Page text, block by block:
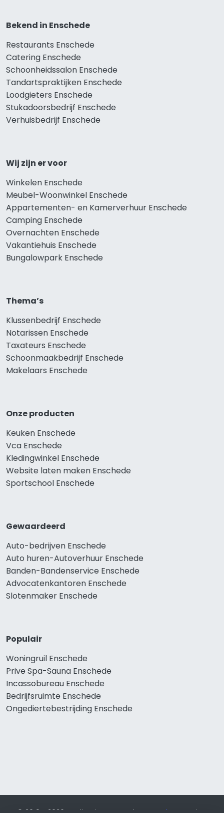
Bekend in Enschede
Restaurants Enschede
Catering Enschede
Schoonheidssalon Enschede
Tandartspraktijken Enschede
Loodgieters Enschede
Stukadoorsbedrijf Enschede
Verhuisbedrijf Enschede
Wij zijn er voor
Winkelen Enschede
Meubel-Woonwinkel Enschede
Appartementen- en Kamerverhuur Enschede
Camping Enschede
Overnachten Enschede
Vakantiehuis Enschede
Bungalowpark Enschede
Thema’s
Klussenbedrijf Enschede
Notarissen Enschede
Taxateurs Enschede
Schoonmaakbedrijf Enschede
Makelaars Enschede
Onze producten
Keuken Enschede
Vca Enschede
Kledingwinkel Enschede
Website laten maken Enschede
Sportschool Enschede
Gewaardeerd
Auto-bedrijven Enschede
Auto huren-Autoverhuur Enschede
Banden-Bandenservice Enschede
Advocatenkantoren Enschede
Slotenmaker Enschede
Populair
Woningruil Enschede
Prive Spa-Sauna Enschede
Incassobureau Enschede
Bedrijfsruimte Enschede
Ongediertebestrijding Enschede